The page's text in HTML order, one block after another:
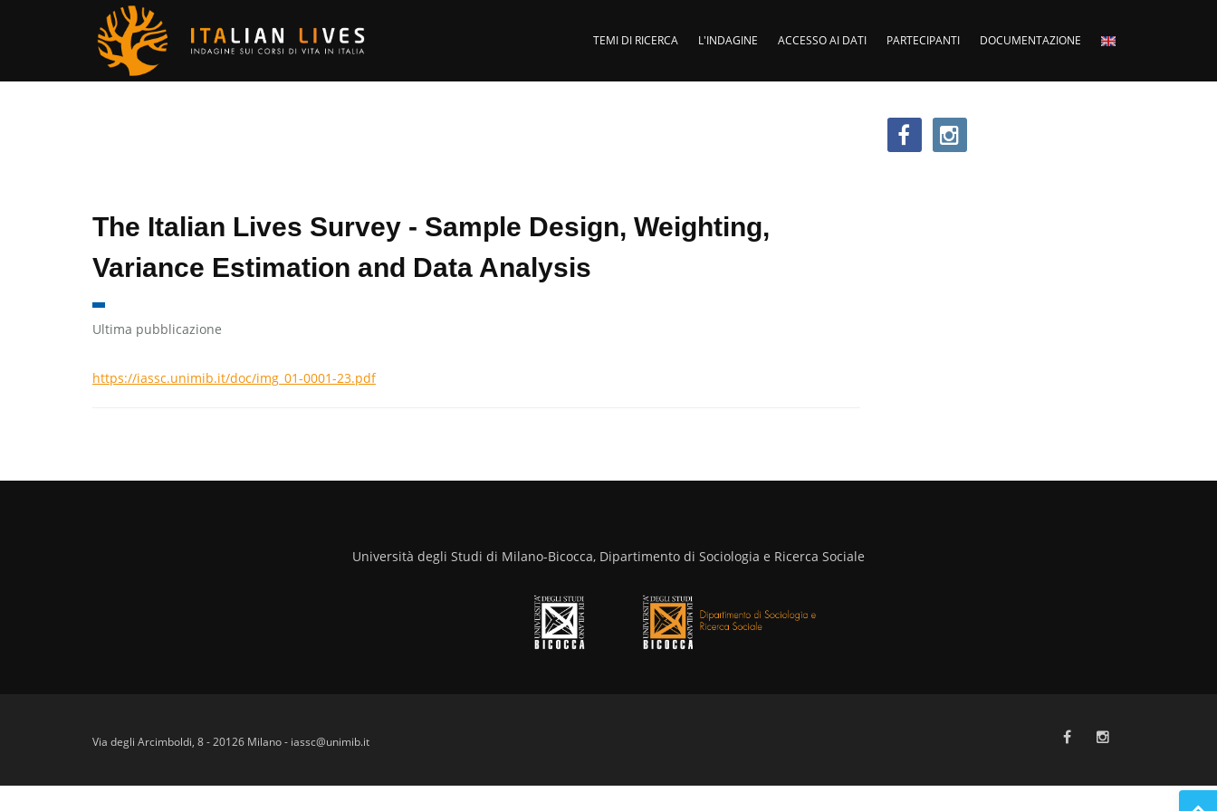
TEMI DI RICERCA L'INDAGINE ACCESSO AI DATI PARTECIPANTI DOCUMENTAZIONE
17
The Italian Lives Survey - Sample Design, Weighting,
Variance Estimation and Data Analysis
Ultima pubblicazione
https://iassc.unimib.it/doc/img_01-0001-23.pdf
Università degli Studi di Milano-Bicocca, Dipartimento di Sociologia e Ricerca Sociale
Via degli Arcimboldi, 8 - 20126 Milano - iassc@unimib.it